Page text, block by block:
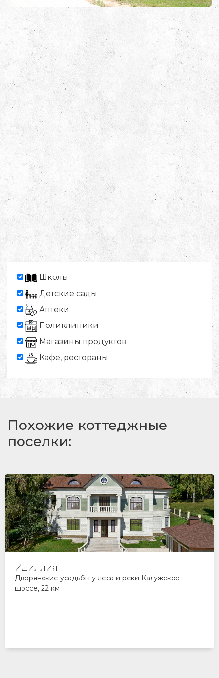
Школы
Детские сады
Аптеки
Поликлиники
Магазины продуктов
Кафе, рестораны
Похожие коттеджные
поселки:
Идиллия
Дворянские усадьбы у леса и реки Калужское
шоссе, 22 км